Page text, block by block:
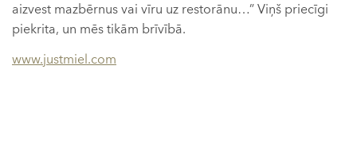
aizvest mazbērnus vai vīru uz restorānu…” Viņš priecīgi
piekrita, un mēs tikām brīvībā.
www.justmiel.com